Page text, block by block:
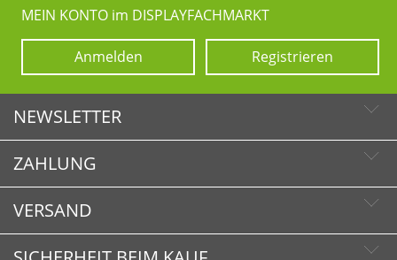
MEIN KONTO im DISPLAYFACHMARKT
Registrieren
Anmelden
NEWSLETTER
Newsletter abonnieren
Newsletter abbestellen
ZAHLUNG
VERSAND